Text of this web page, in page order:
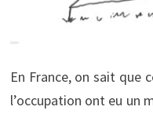
En France, on sait que
l’occupation ont eu un